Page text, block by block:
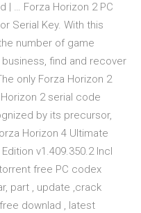
| … Forza Horizon 2 PC
Serial Key. With this
number of game
find and recover
only Forza Horizon 2
2 serial code
by its precursor,
Horizon 4 Ultimate
v1.409.350.2 Incl
free PC codex
part , update ,crack
downlad , latest